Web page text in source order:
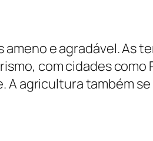
e agradável. As
com cidades como
agricultura também